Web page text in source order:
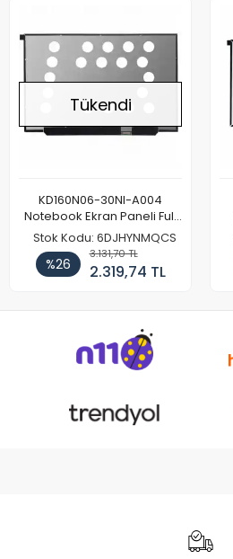
Tükendi
KD160N06-30NI-A004
Notebook Ekran Paneli Full
HD
Stok Kodu: 6DJHYNMQCS
%26
3.131,70 TL
2.319,74 TL